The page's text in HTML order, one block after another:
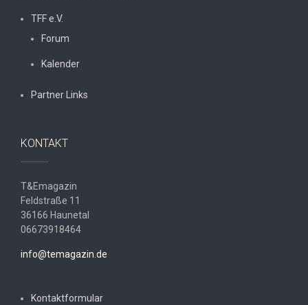
TFF e.V.
Forum
Kalender
Partner Links
KONTAKT
T&Emagazin
Feldstraße 11
36166 Haunetal
06673918464
info@temagazin.de
Kontaktformular